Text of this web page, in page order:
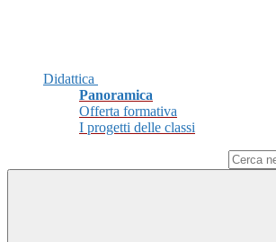
Didattica
Panoramica
Offerta formativa
I progetti delle classi